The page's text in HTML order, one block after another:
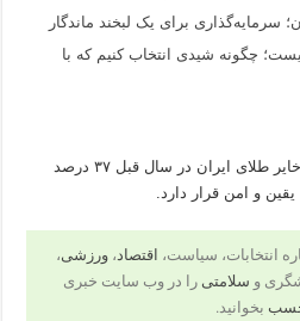
سرمایه‌گذاری برای یک لبخند ماندگار
چگونه شیدی انتخاب کنیم که با
رئیس کل بانک مرکزی خبرداد: ذخایر طلای ایران در سال قبل ۳۷ درصد
و امن قرار دارد.
انتخابات، سیاست، اقتصاد، ورزشی،
و سلامتی را در وب سایت خبری
بخوانید.